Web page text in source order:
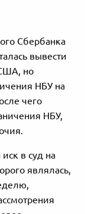
Сбербанка
вывести
но
НБУ на
чего
НБУ,
в суд на
являлась,